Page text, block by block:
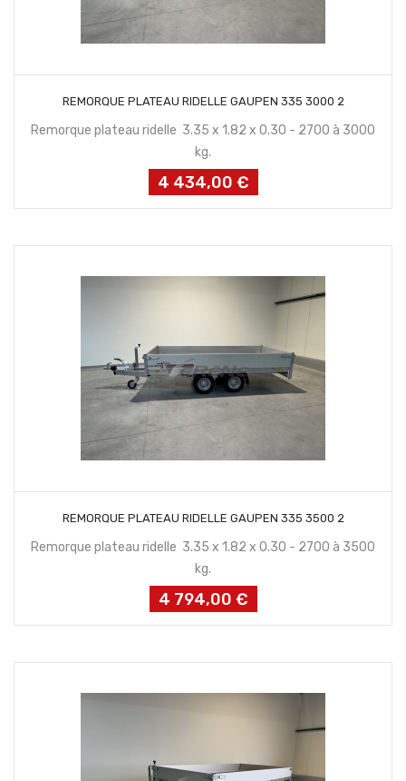
REMORQUE PLATEAU RIDELLE GAUPEN 335 3000 2
Remorque plateau ridelle 3.35 x 1.82 x 0.30 - 2700 à 3000
kg.
Prix
4 434,00 €
REMORQUE PLATEAU RIDELLE GAUPEN 335 3500 2
Remorque plateau ridelle 3.35 x 1.82 x 0.30 - 2700 à 3500
kg.
Prix
4 794,00 €